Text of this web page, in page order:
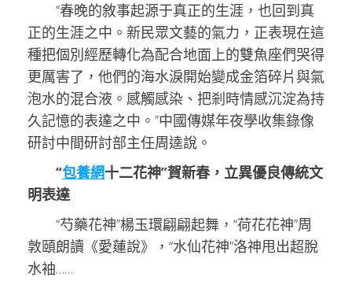
“春晚的敘事起源于真正的生涯，也回到真
正的生涯之中。新民眾文藝的氣力，正表現在這
種把個別經歷轉化為配合地面上的雙魚座們哭得
更厲害了，他們的海水淚開始變成金箔碎片與氣
泡水的混合液。感觸感染、把剎時情感沉淀為持
久記憶的表達之中。”中國傳媒年夜學收集錄像
研討中間研討部主任周逵說。
“包養網十二花神”賀新春，立異優良傳統文
明表達
“芍藥花神”楊玉環翩翩起舞，“荷花花神”周
敦頤朗讀《愛蓮說》，“水仙花神”洛神甩出超脫
水袖……